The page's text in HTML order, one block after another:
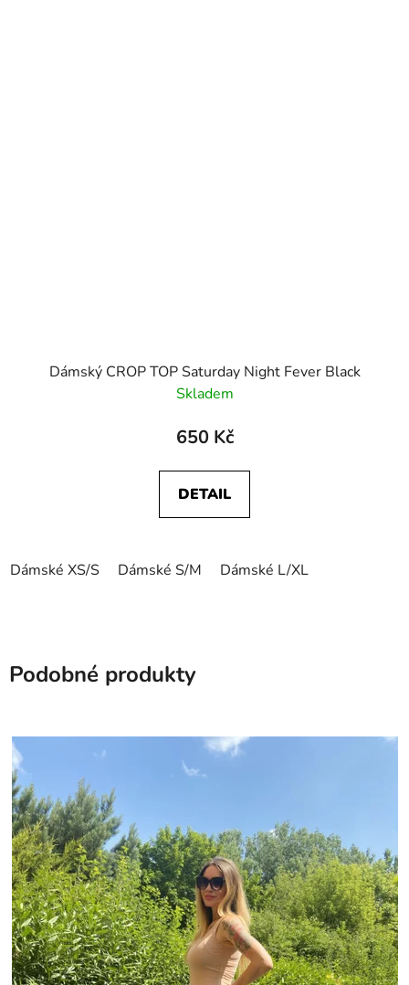
Dámský CROP TOP Saturday Night Fever Black
Skladem
650 Kč
DETAIL
Dámské XS/S Dámské S/M Dámské L/XL
Podobné produkty